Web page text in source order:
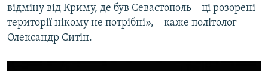
відміну від Криму, де був Севастополь – ці розорені
території нікому не потрібні», – каже політолог
Олександр Ситін.